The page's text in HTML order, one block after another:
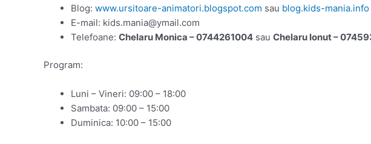
Blog: www.ursitoare-animatori.blogspot.com sau blog.kids-mania.info
E-mail: kids.mania@ymail.com
Telefoane: Chelaru Monica – 0744261004 sau Chelaru Ionut –
Program:
Luni – Vineri: 09:00 – 18:00
Sambata: 09:00 – 15:00
Duminica: 10:00 – 15:00